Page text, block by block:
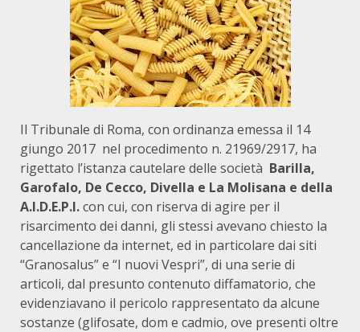
Il Tribunale di Roma, con ordinanza emessa il 14
giungo 2017 nel procedimento n. 21969/2917, ha
rigettato l’istanza cautelare delle società Barilla,
Garofalo, De Cecco, Divella e La Molisana e della
A.I.D.E.P.I.con cui, con riserva di agire per il
risarcimento dei danni, gli stessi avevano chiesto la
cancellazione da internet, ed in particolare dai siti
“Granosalus” e “I nuovi Vespri”, di una serie di
articoli, dal presunto contenuto diffamatorio, che
evidenziavano il pericolo rappresentato da alcune
sostanze (glifosate, dom e cadmio, ove presenti oltre